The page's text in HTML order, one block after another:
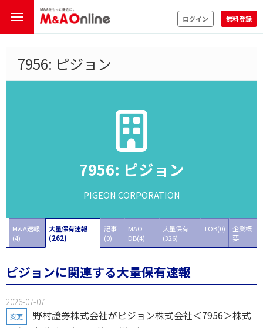
ログイン 無料登録
7956: ピジョン
7956: ピジョン
PIGEON CORPORATION
M&A速報
(4)
大量保有速報
(262)
記事
(0)
MAO
DB(4)
大量保有
(326)
TOB(0)
企業概
要
ピジョンに関連する大量保有速報
2026-07-07
変更
野村證券株式会社がピジョン株式会社＜7956＞株式